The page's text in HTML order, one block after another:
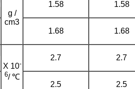
g /
cm3
1.58 1.58
1.68 1.68
X 10-
6/ ℃
2.7 2.7
2.5 2.5